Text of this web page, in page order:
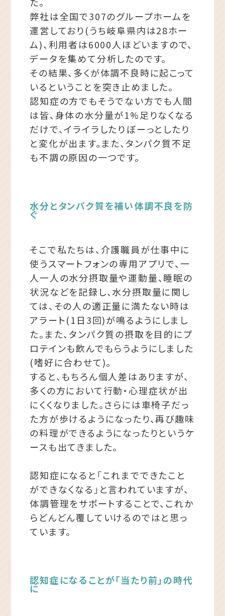
弊社は全国で307のグループホームを
運営しており(うち岐阜県内は28ホー
ム)、利用者は6000人ほどいますので、
データを集めて分析したのです。
その結果、多くが体調不良時に起こって
いるということを突き止めました。
認知症の方でもそうでない方でも人間
は皆、身体の水分量が1%足りなくなる
だけで、イライラしたりぼーっとしたり
と変化が出ます。また、タンパク質不足
も不調の原因の一つです。
水分とタンパク質を補い体調不良を防
ぐ
そこで私たちは、介護職員が仕事中に
使うスマートフォンの専用アプリで、一
人一人の水分摂取量や運動量、睡眠の
状況などを記録し、水分摂取量に関し
ては、その人の適正量に満たない時は
アラート(1日3回)が鳴るようにしまし
た。また、タンパク質の摂取を目的にプ
ロテインも飲んでもらうようにしました
(嗜好に合わせて)。
すると、もちろん個人差はありますが、
多くの方において行動・心理症状が出
にくくなりました。さらには車椅子だっ
た方が歩けるようになったり、再び趣味
の料理ができるようになったりというケ
ースも出てきました。
認知症になると「これまでできたこと
ができなくなる」と言われていますが、
体調管理をサポートすることで、これか
らどんどん覆していけるのではと思っ
ています。
認知症になることが「当たり前」の時代
に